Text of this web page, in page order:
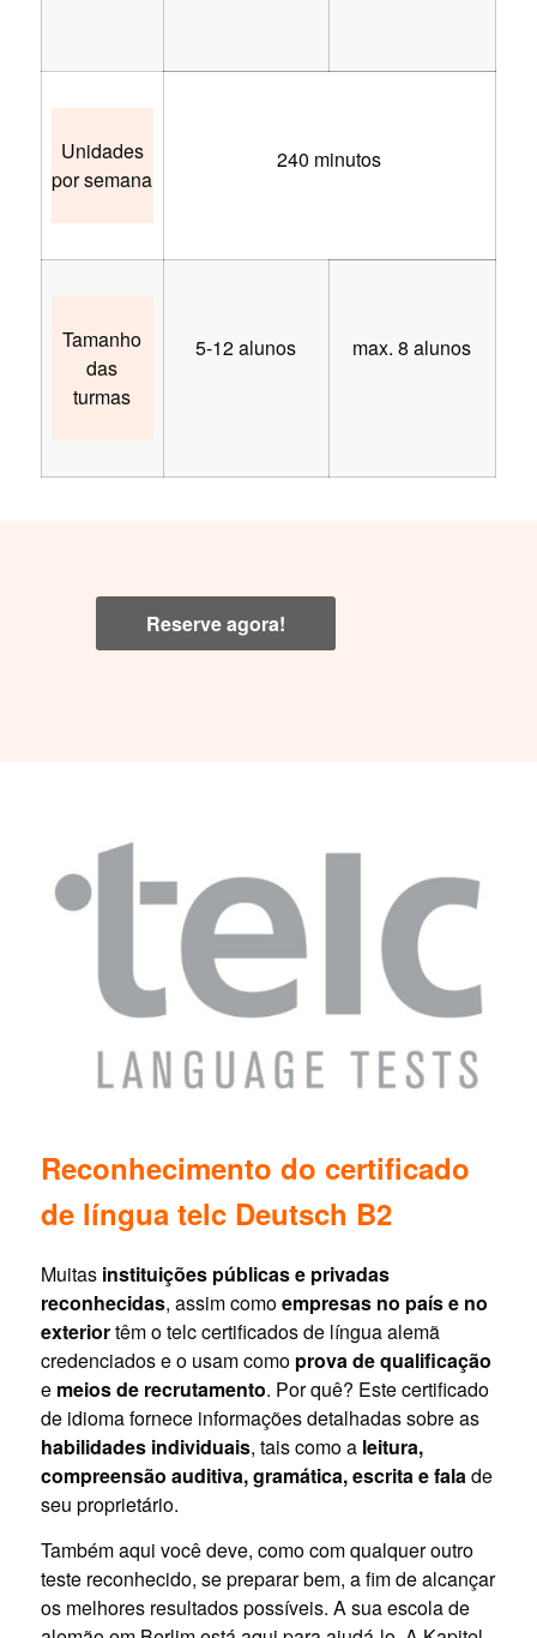
Unidades
por semana
240 minutos
Tamanho
das
turmas
5-12 alunos max. 8 alunos
Reserve agora!
Reconhecimento do certificado
de língua telc Deutsch B2
Muitas instituições públicas e privadas
reconhecidas, assim comoempresas no país e no
exteriortêm o telc certificados de língua alemã
credenciados e o usam como prova de qualificação
e meios de recrutamento. Por quê? Este certificado
de idioma fornece informações detalhadas sobre as
habilidades individuais, tais como a leitura,
compreensão auditiva, gramática, escrita e falade
seu proprietário.
Também aqui você deve, como com qualquer outro
teste reconhecido, se preparar bem, a fim de alcançar
os melhores resultados possíveis. A sua escola de